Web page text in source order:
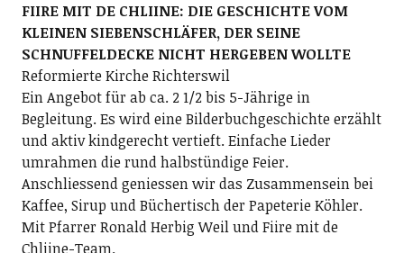
FIIRE MIT DE CHLIINE: DIE GESCHICHTE VOM
KLEINEN SIEBENSCHLÄFER, DER SEINE
SCHNUFFELDECKE NICHT HERGEBEN WOLLTE
Reformierte Kirche Richterswil
Ein Angebot für ab ca. 2 1/2 bis 5-Jährige in
Begleitung. Es wird eine Bilderbuchgeschichte erzählt
und aktiv kindgerecht vertieft. Einfache Lieder
umrahmen die rund halbstündige Feier.
Anschliessend geniessen wir das Zusammensein bei
Kaffee, Sirup und Büchertisch der Papeterie Köhler.
Mit Pfarrer Ronald Herbig Weil und Fiire mit de
Chliine-Team.